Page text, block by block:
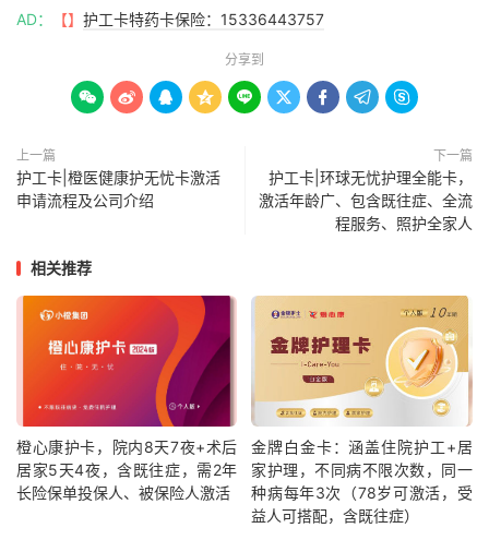
AD： 【】 护工卡特药卡保险：15336443757
分享到
        
上一篇
护工卡|橙医健康护无忧卡激活
申请流程及公司介绍
下一篇
护工卡|环球无忧护理全能卡，
激活年龄广、包含既往症、全流
程服务、照护全家人
相关推荐
橙心康护卡，院内8天7夜+术后
居家5天4夜，含既往症，需2年
长险保单投保人、被保险人激活
金牌白金卡：涵盖住院护工+居
家护理，不同病不限次数，同一
种病每年3次（78岁可激活，受
益人可搭配，含既往症）